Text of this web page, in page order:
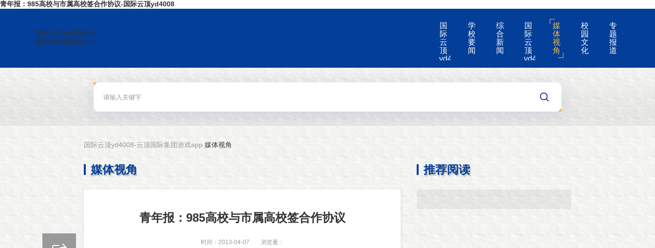
青年报：985高校与市属高校签合作协议-国际云顶yd4008
国际云顶yd4008-云
顶国际集团游戏app
国
际
云
顶
yd4008-
云
国
戏
学
校
要
闻
综
合
新
闻
国
际
云
顶
yd4008
的
告
媒
体
视
角
校
园
文
化
专
题
报
道
国际云顶yd4008-云顶国际集团游戏app 媒体视角
媒体视角
青年报：985高校与市属高校签合作协议
时间：2013-04-07 浏览量：
推荐阅读